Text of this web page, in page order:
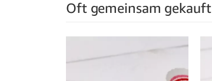
Oft gemeinsam gekauft